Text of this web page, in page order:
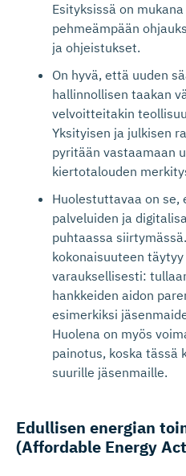
Esityksissä on
pehmeämpään
ja ohjeistukset.
On hyvä, että uuden
hallinnollisen taakan
velvoitteitakin
Yksityisen ja julkisen
pyritään vastaamaan
kiertotalouden
Huolestuttavaa on se,
palveluiden ja
puhtaassa
kokonaisuuteen
varauksellisesti:
hankkeiden aidon
esimerkiksi
Huolena on myös
painotus, koska tässä
suurille jäsenmaille.
Edullisen energian
(Affordable Energy